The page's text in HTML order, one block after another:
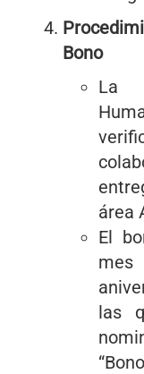
Bono
La
área
El
las